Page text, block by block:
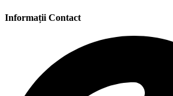
Informații Contact